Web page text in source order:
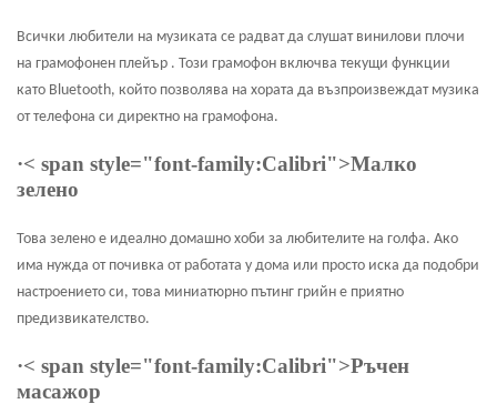
Всички любители на музиката се радват да слушат винилови плочи
на грамофонен плейър . Този грамофон включва текущи функции
като Bluetooth, който позволява на хората да възпроизвеждат музика
от телефона си директно на грамофона.
·< span style="font-family:Calibri">Малко
зелено
Това зелено е идеално домашно хоби за любителите на голфа. Ако
има нужда от почивка от работата у дома или просто иска да подобри
настроението си, това миниатюрно пътинг грийн е приятно
предизвикателство.
·< span style="font-family:Calibri">Ръчен
масажор